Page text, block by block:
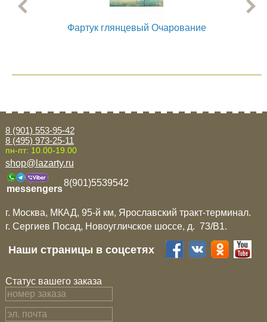
Фартук глянцевый Очарование
8 (901) 553-95-42
8 (495) 973-25-11
пн-пт: 10.00-19.00
shop@lazarty.ru
messengers
8(901)5539542
г. Москва, МКАД, 95-й км, Ярославский тракт-терминал.
г. Сергиев Посад, Новоугличское шоссе, д. 73/B1.
Наши страницы в соцсетях
Статус вашего заказа